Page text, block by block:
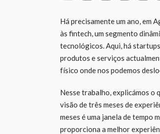
Há precisamente um ano, em
às fintech, um segmento
tecnológicos. Aqui, há
produtos e serviços
físico onde nos podemos
Nesse trabalho, explicámos o
visão de três meses de
meses é uma janela de tempo
proporciona a melhor